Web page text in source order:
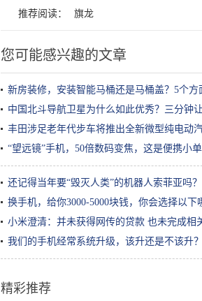
推荐阅读： 旗龙
您可能感兴趣的文章
新房装修，安装智能马桶还是马桶盖？5个
中国北斗导航卫星为什么如此优秀？三分钟
丰田涉足老年代步车将推出全新微型纯电动
“望远镜”手机，50倍数码变焦，这是便携小单
还记得当年要“毁灭人类”的机器人索菲亚吗
换手机，给你3000-5000块钱，你会选择以下
小米澄清：并未获得网传的贷款 也未完成相
我们的手机经常系统升级，该升还是不该升
精彩推荐